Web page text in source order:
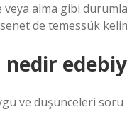
veya alma gibi
de temessük
ve düşünceleri